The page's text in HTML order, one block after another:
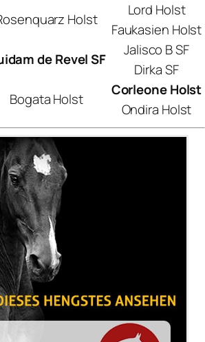
Holst
Lord Holst
Faukasien Holst
de Revel SF
Jalisco B SF
Dirka SF
Bogata Holst
Corleone Holst
Ondira Holst